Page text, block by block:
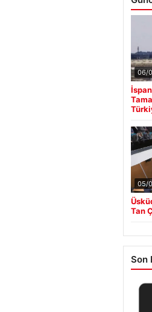
06/
05/
Tan
Son